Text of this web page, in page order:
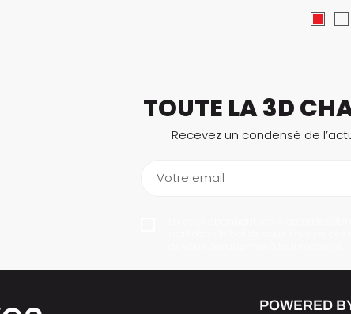
TOUTE LA 3D
Recevez un condensé de
Votre email
POWERED